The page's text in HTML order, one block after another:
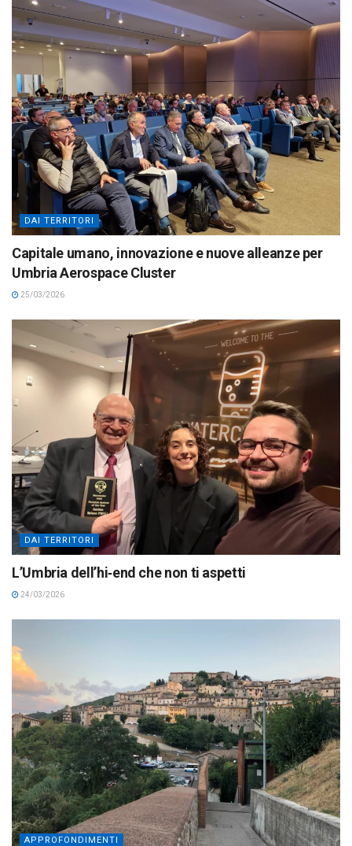
DAI TERRITORI
Capitale umano, innovazione e nuove alleanze per
Umbria Aerospace Cluster
25/03/2026
DAI TERRITORI
L’Umbria dell’hi‑end che non ti aspetti
24/03/2026
APPROFONDIMENTI